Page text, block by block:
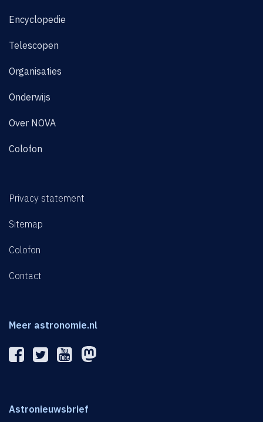
Encyclopedie
Telescopen
Organisaties
Onderwijs
Over NOVA
Colofon
Privacy statement
Sitemap
Colofon
Contact
Meer astronomie.nl
Astronieuwsbrief